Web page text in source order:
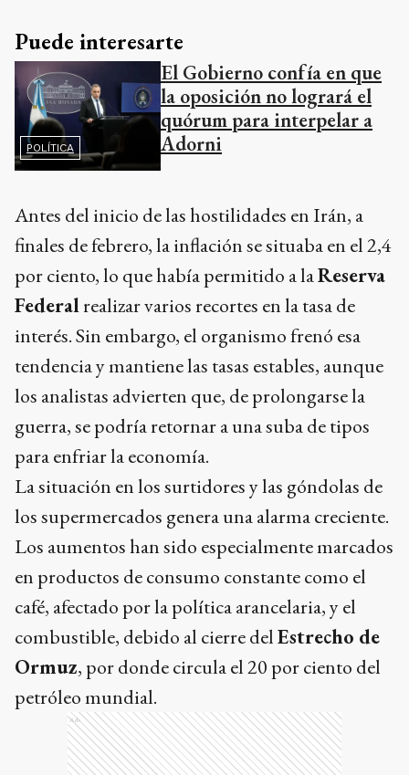
Puede interesarte
POLÍTICA
El Gobierno confía en que
la oposición no logrará el
quórum para interpelar a
Adorni
Antes del inicio de las hostilidades en Irán, a
finales de febrero, la inflación se situaba en el 2,4
por ciento, lo que había permitido a laReserva
Federalrealizar varios recortes en la tasa de
interés. Sin embargo, el organismo frenó esa
tendencia y mantiene las tasas estables, aunque
los analistas advierten que, de prolongarse la
guerra, se podría retornar a una suba de tipos
para enfriar la economía.
La situación en los surtidores y las góndolas de
los supermercados genera una alarma creciente.
Los aumentos han sido especialmente marcados
en productos de consumo constante como el
café, afectado por la política arancelaria, y el
combustible, debido al cierre delEstrecho de
Ormuz, por donde circula el 20 por ciento del
petróleo mundial.
Ads